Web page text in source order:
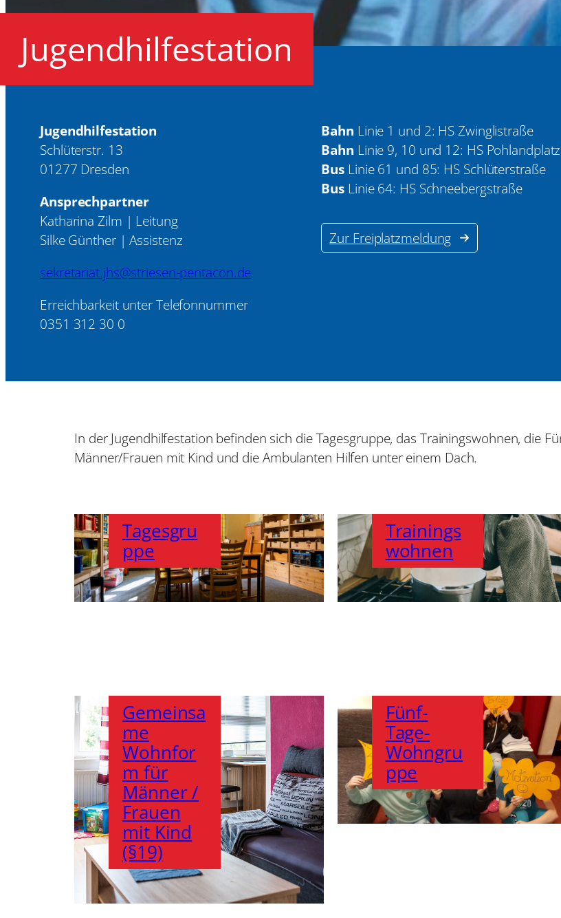
Jugendhilfestation
Jugendhilfestation
Schlüterstr. 13
01277 Dresden
Ansprechpartner
Katharina Zilm | Leitung
Silke Günther | Assistenz
sekretariat.jhs@striesen-pentacon.de
Erreichbarkeit unter Telefonnummer
0351 312 30 0
Bahn Linie 1 und 2: HS Zwinglistraße
Bahn Linie 9, 10 und 12: HS Pohlandplatz
Bus Linie 61 und 85: HS Schlüterstraße
Bus Linie 64: HS Schneebergstraße
Zur Freiplatzmeldung
In der Jugendhilfestation befinden sich die Tagesgruppe, das Trainingswohnen, die
Männer/Frauen mit Kind und die Ambulanten Hilfen unter einem Dach.
Tagesgru
ppe
Trainings
wohnen
Gemeinsa
me
Wohnfor
m für
Männer /
Frauen
mit Kind
(§19)
Fünf-
Tage-
Wohngru
ppe